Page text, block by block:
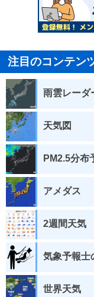
注目のコンテン
雨雲レーダ
天気図
PM2.5分布
アメダス
2週間天気
気象予報士
世界天気